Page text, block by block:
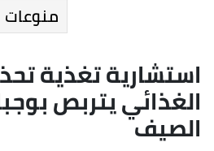
منوعات
استشارية تغذية
الغذائي يتربص
الصيف